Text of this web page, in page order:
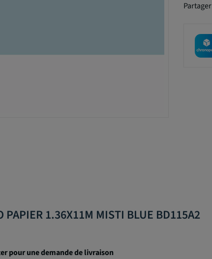
Partager
1.36X11M MISTI BLUE BD115A2
pour une demande de livraison